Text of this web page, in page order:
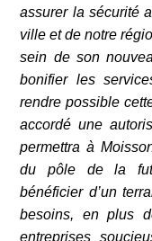
assurer la sécurité
ville et de notre
sein de son
bonifier les
rendre possible
accordé une
permettra à
du pôle de la
bénéficier d’un
besoins, en plus
entreprises